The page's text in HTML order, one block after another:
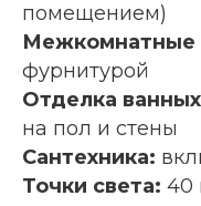
помещением)
Межкомнатные
фурнитурой
Отделка
на пол и стены
Сантехника:
Точки света: 40